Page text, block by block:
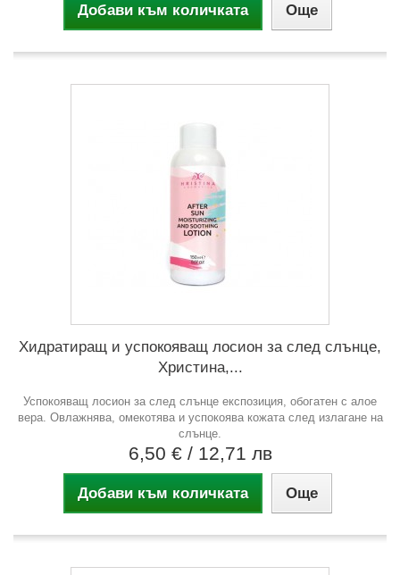
Добави към количката Още
Хидратиращ и успокояващ лосион за след слънце,
Христина,...
Успокояващ лосион за след слънце експозиция, обогатен с алое
вера. Овлажнява, омекотява и успокоява кожата след излагане на
слънце.
6,50 € / 12,71 лв
Добави към количката Още